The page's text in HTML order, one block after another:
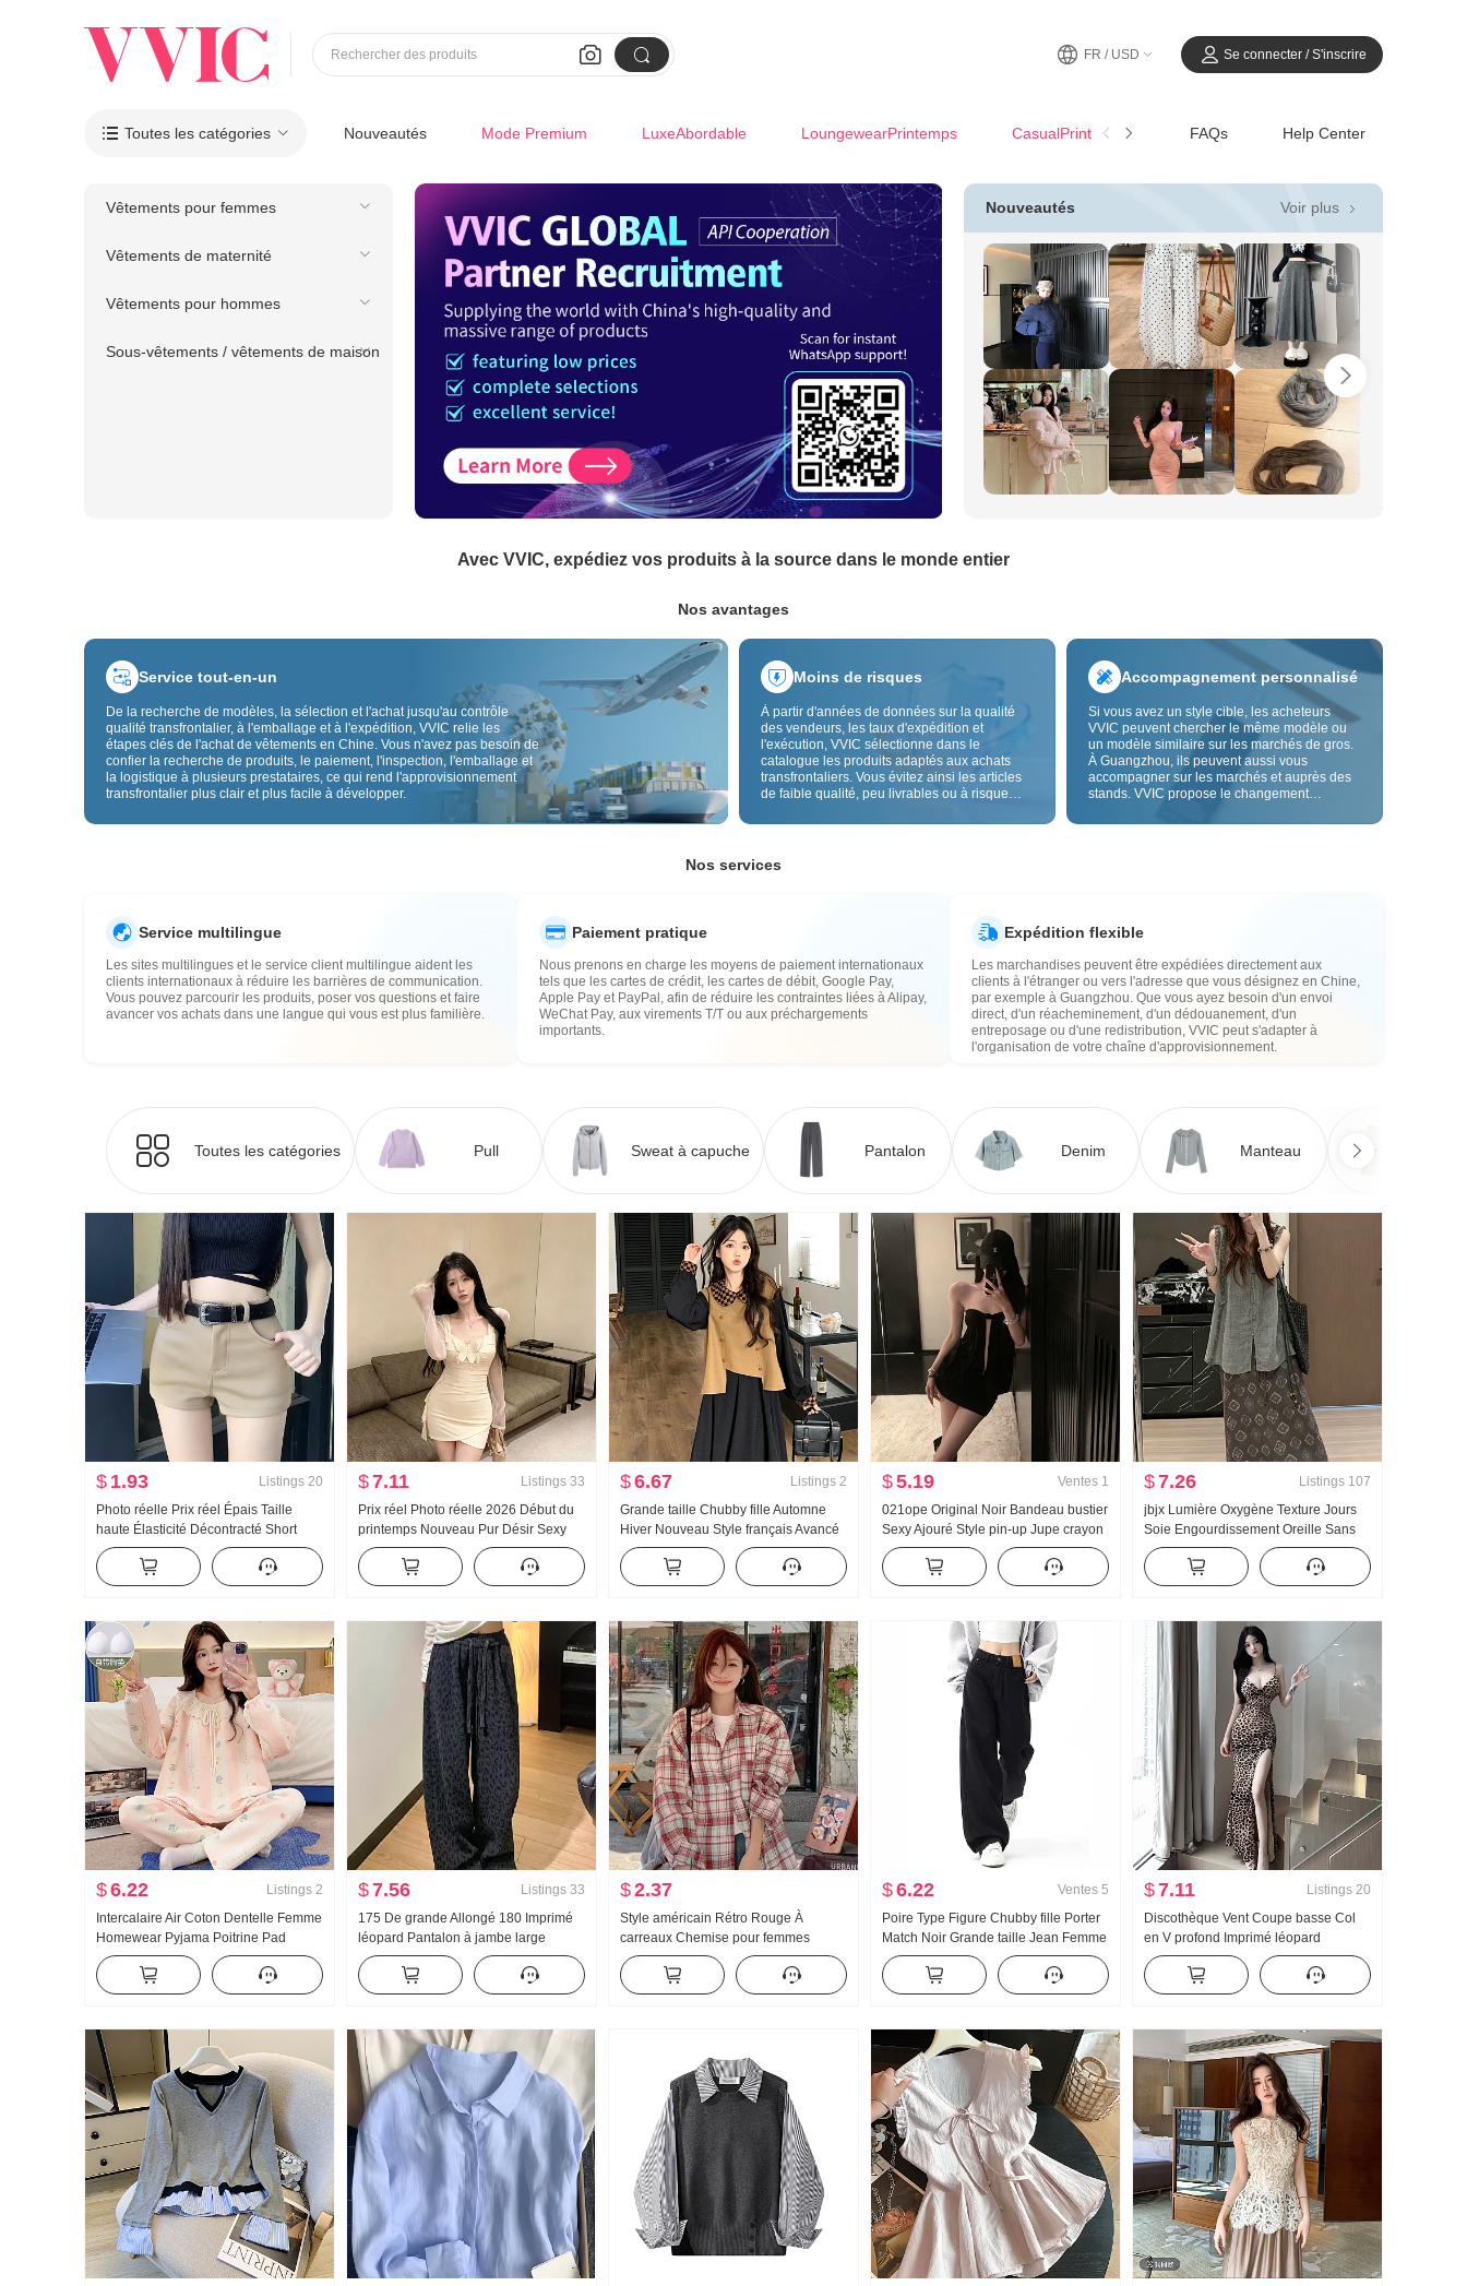
 
Rechercher des produits FR / USD Se connecter / S'inscrire
 Toutes les catégories Nouveautés Mode Premium LuxeAbordable LoungewearPrintemps CasualPrintemps-Été FAQs Help Center
Vêtements pour femmes
Vêtements de maternité
Vêtements pour hommes
Sous-vêtements / vêtements de maison
Nouveautés Voir plus 
Avec VVIC, expédiez vos produits à la source dans le monde entier
Nos avantages
Service tout-en-un
De la recherche de modèles, la sélection et l'achat jusqu'au contrôle
qualité transfrontalier, à l'emballage et à l'expédition, VVIC relie les
étapes clés de l'achat de vêtements en Chine. Vous n'avez pas besoin de
confier la recherche de produits, le paiement, l'inspection, l'emballage et
la logistique à plusieurs prestataires, ce qui rend l'approvisionnement
transfrontalier plus clair et plus facile à développer.
Moins de risques
À partir d'années de données sur la qualité
des vendeurs, les taux d'expédition et
l'exécution, VVIC sélectionne dans le
catalogue les produits adaptés aux achats
transfrontaliers. Vous évitez ainsi les articles
de faible qualité, peu livrables ou à risque
Le contrôle qualité transfrontalier et les
risques de qualité, douane et après-vente.
Accompagnement personnalisé
Si vous avez un style cible, les acheteurs
VVIC peuvent chercher le même modèle ou
un modèle similaire sur les marchés de gros.
À Guangzhou, ils peuvent aussi vous
accompagner sur les marchés et auprès des
stands. VVIC propose le changement
la personnalisation OEM par image ou
Nos services
Service multilingue
Les sites multilingues et le service client multilingue aident les
clients internationaux à réduire les barrières de communication.
Vous pouvez parcourir les produits, poser vos questions et faire
avancer vos achats dans une langue qui vous est plus familière.
Paiement pratique
Nous prenons en charge les moyens de paiement internationaux
tels que les cartes de crédit, les cartes de débit, Google Pay,
Apple Pay et PayPal, afin de réduire les contraintes liées à Alipay,
WeChat Pay, aux virements T/T ou aux préchargements
importants.
Expédition flexible
Les marchandises peuvent être expédiées directement aux
clients à l'étranger ou vers l'adresse que vous désignez en Chine,
par exemple à Guangzhou. Que vous ayez besoin d'un envoi
direct, d'un réacheminement, d'un dédouanement, d'un
entreposage ou d'une redistribution, VVIC peut s'adapter à
l'organisation de votre chaîne d'approvisionnement.
Toutes les catégories Pull Sweat à capuche Pantalon Denim Manteau
$ 1.93 Listings 20
Photo réelle Prix réel Épais Taille
haute Élasticité Décontracté Short
Femme Automne Hiver Style pin-up
Ajusté Amincissant Un mot Chaleur
Pantalon
$7.11 Listings 33
Prix réel Photo réelle 2026 Début du
printemps Nouveau Pur Désir Sexy
Style pin-up Carré Collier Coupe
moulante Mini-jupe Tulle Robe Base
$6.67 Listings 2
Grande taille Chubby fille Automne
Hiver Nouveau Style français Avancé
Sens Manches longues Robe
Femmes Cintré Amincissant Fausse
deux-pièces Élégance Robe longue
$5.19 Ventes 1
021ope Original Noir Bandeau bustier
Sexy Ajouré Style pin-up Jupe crayon
Acétate Jours Soie Court Robe
$7.26 Listings 107
jbjx Lumière Oxygène Texture Jours
Soie Engourdissement Oreille Sans
manches Petite chemise Élégance
Style occidental Jupe
$6.22 Listings 2
Intercalaire Air Coton Dentelle Femme
Homewear Pyjama Poitrine Pad
Ensemble Chaud Décontracté 270
Gram
$7.56 Listings 33
175 De grande Allongé 180 Imprimé
léopard Pantalon à jambe large
Femme Taille haute Doublé de polaire
Hiver Amincissant Polyvalent Détente
Sens Pantalon droit
$2.37
Style américain Rétro Rouge À
carreaux Chemise pour femmes
Automne Conception Sens Ample
Polyvalent Décontracté À carreaux
Chemise Manteau Tendance
$6.22 Ventes 5
Poire Type Figure Chubby fille Porter
Match Noir Grande taille Jean Femme
Taille haute Pantalon large Fils
Amincissant
$7.11 Listings 20
Discothèque Vent Coupe basse Col
en V profond Imprimé léopard
Bretelles Robe Élevé Fendu Rosée
Jambe Ajusté Amincissant Soirée
Robe de soirée Robe longue